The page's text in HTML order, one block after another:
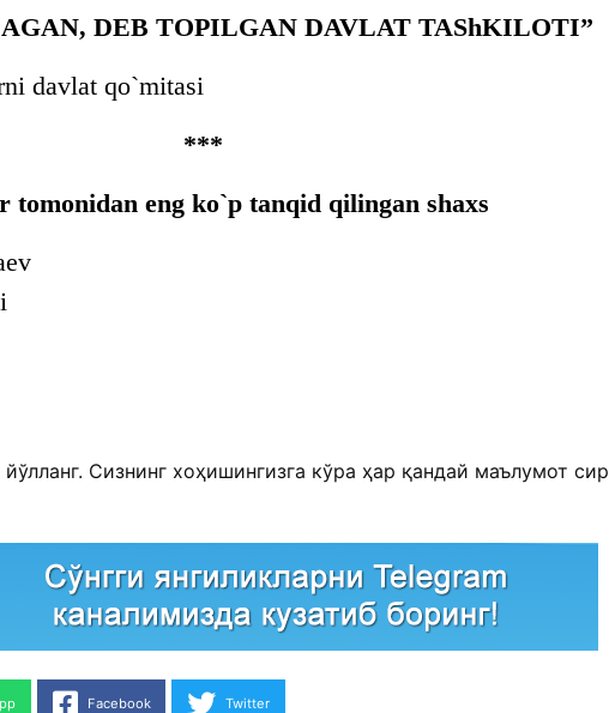
DEB TOPILGAN DAVLAT TAShKILOTI”
davlat qo`mitasi
***
tomonidan eng ko`p tanqid qilingan shaxs
Сизнинг хоҳишингизга кўра ҳар қандай маълумот сир
Facebook Twitter